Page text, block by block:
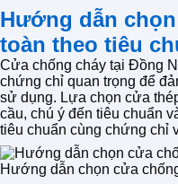
Hướng dẫn
toàn theo tiêu
Cửa chống cháy tại Đồng
chứng chỉ quan trọng để
sử dụng. Lựa chọn cửa
cầu, chú ý đến tiêu chuẩn
tiêu chuẩn cùng chứng chỉ
Hướng dẫn chọn cửa